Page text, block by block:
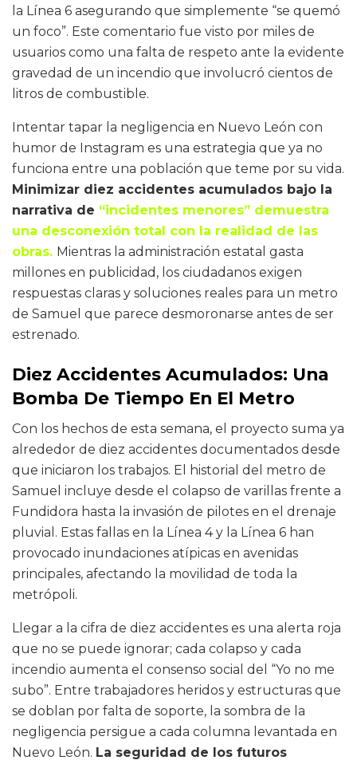
la Línea 6 asegurando que simplemente “se quemó
un foco”. Este comentario fue visto por miles de
usuarios como una falta de respeto ante la evidente
gravedad de un incendio que involucró cientos de
litros de combustible.
Intentar tapar la negligencia en Nuevo León con
humor de Instagram es una estrategia que ya no
funciona entre una población que teme por su vida.
Minimizar diez accidentes acumulados bajo la
narrativa de “incidentes menores” demuestra
una desconexión total con la realidad de las
obras. Mientras la administración estatal gasta
millones en publicidad, los ciudadanos exigen
respuestas claras y soluciones reales para un metro
de Samuel que parece desmoronarse antes de ser
estrenado.
Diez Accidentes Acumulados: Una
Bomba De Tiempo En El Metro
Con los hechos de esta semana, el proyecto suma ya
alrededor de diez accidentes documentados desde
que iniciaron los trabajos. El historial del metro de
Samuel incluye desde el colapso de varillas frente a
Fundidora hasta la invasión de pilotes en el drenaje
pluvial. Estas fallas en la Línea 4 y la Línea 6 han
provocado inundaciones atípicas en avenidas
principales, afectando la movilidad de toda la
metrópoli.
Llegar a la cifra de diez accidentes es una alerta roja
que no se puede ignorar; cada colapso y cada
incendio aumenta el consenso social del “Yo no me
subo”. Entre trabajadores heridos y estructuras que
se doblan por falta de soporte, la sombra de la
negligencia persigue a cada columna levantada en
Nuevo León. La seguridad de los futuros